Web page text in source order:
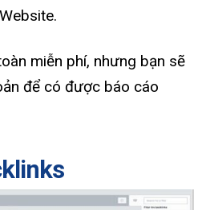
miễn phí, nhưng bạn sẽ
để có được báo cáo